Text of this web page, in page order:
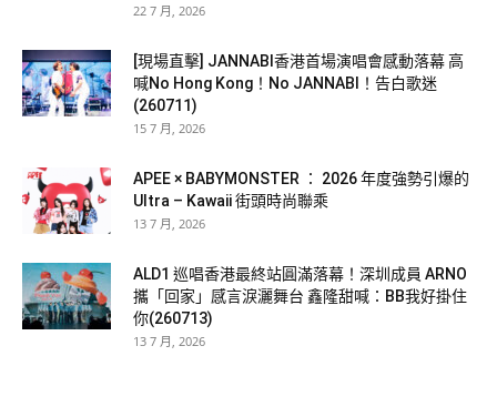
22 7 月, 2026
[現場直擊] JANNABI香港首場演唱會感動落幕 高
喊No Hong Kong！No JANNABI！告白歌迷
(260711)
15 7 月, 2026
APEE × BABYMONSTER ： 2026 年度強勢引爆的
Ultra – Kawaii 街頭時尚聯乘
13 7 月, 2026
ALD1 巡唱香港最終站圓滿落幕！深圳成員 ARNO
攜「回家」感言淚灑舞台 鑫隆甜喊：BB我好掛住
你(260713)
13 7 月, 2026